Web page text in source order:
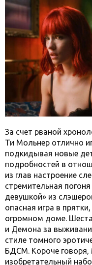
За счет рваной
Ти Мольнер отлично
подкидывая новые
подробностей в
из глав настроение
стремительная
девушкой» из
опасная игра в
огромном доме.
и Демона за
стиле томного
БДСМ. Короче говоря,
изобретательный